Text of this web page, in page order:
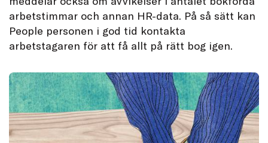
arbetstimmar och annan HR-data. På så sätt kan
People personen i god tid kontakta
arbetstagaren för att få allt på rätt bog igen.